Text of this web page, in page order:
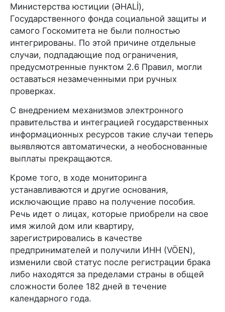
Министерства юстиции (ƏHALİ),
Государственного фонда социальной защиты и
самого Госкомитета не были полностью
интегрированы. По этой причине отдельные
случаи, подпадающие под ограничения,
предусмотренные пунктом 2.6 Правил, могли
оставаться незамеченными при ручных
проверках.
С внедрением механизмов электронного
правительства и интеграцией государственных
информационных ресурсов такие случаи теперь
выявляются автоматически, а необоснованные
выплаты прекращаются.
Кроме того, в ходе мониторинга
устанавливаются и другие основания,
исключающие право на получение пособия.
Речь идет о лицах, которые приобрели на свое
имя жилой дом или квартиру,
зарегистрировались в качестве
предпринимателей и получили ИНН (VÖEN),
изменили свой статус после регистрации брака
либо находятся за пределами страны в общей
сложности более 182 дней в течение
календарного года.